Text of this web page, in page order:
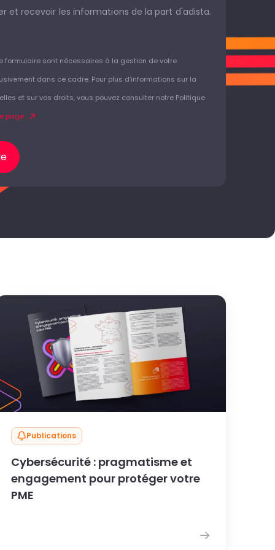
et recevoir les informations de la part d'adista.
formulaire sont nécessaires à la gestion de votre
dans ce cadre. Pour plus d'informations sur la
et sur vos droits, vous pouvez consulter notre Politique
page.
Publications
Cybersécurité : pragmatisme et
engagement pour protéger votre
PME